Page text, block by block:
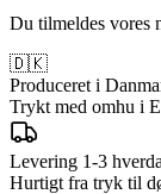
Du tilmeldes vores
🇩🇰
Produceret i
Trykt med omhu i
Levering 1-3
Hurtigt fra tryk til